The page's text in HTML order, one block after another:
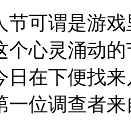
节可谓是游
个心灵涌动
日在下便找
一位调查者来